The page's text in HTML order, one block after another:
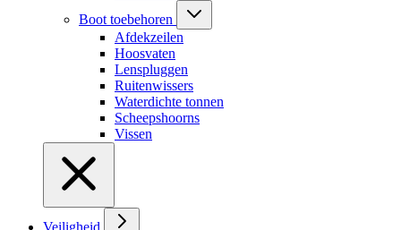
Boot toebehoren
Afdekzeilen
Hoosvaten
Lenspluggen
Ruitenwissers
Waterdichte tonnen
Scheepshoorns
Vissen
Veiligheid